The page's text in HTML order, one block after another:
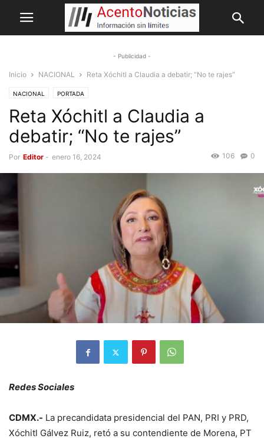
- Publicidad -
Inicio NACIONAL Reta Xóchitl a Claudia a debatir; “No te rajes”
NACIONAL PORTADA
Reta Xóchitl a Claudia a
debatir; “No te rajes”
Por Editor - enero 16, 2024 0
106
Redes Sociales
CDMX.- La precandidata presidencial del PAN, PRI y PRD,
Xóchitl Gálvez Ruiz, retó a su contendiente de Morena, PT